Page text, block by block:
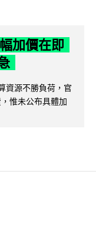
加價在即
資源不勝負荷，官
惟未公布具體加